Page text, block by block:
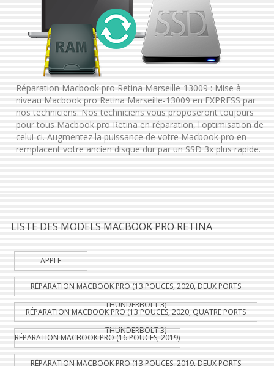
Réparation Macbook pro Retina Marseille-13009 : Mise à
niveau Macbook pro Retina Marseille-13009 en EXPRESS par
nos techniciens. Nos techniciens vous proposeront toujours
pour tous Macbook pro Retina en réparation, l'optimisation de
celui-ci. Augmentez la puissance de votre Macbook pro en
remplacent votre ancien disque dur par un SSD 3x plus rapide.
LISTE DES MODELS MACBOOK PRO RETINA
APPLE
RÉPARATION MACBOOK PRO (13 POUCES, 2020, DEUX PORTS
THUNDERBOLT 3)
RÉPARATION MACBOOK PRO (13 POUCES, 2020, QUATRE PORTS
THUNDERBOLT 3)
RÉPARATION MACBOOK PRO (16 POUCES, 2019)
RÉPARATION MACBOOK PRO (13 POUCES, 2019, DEUX PORTS